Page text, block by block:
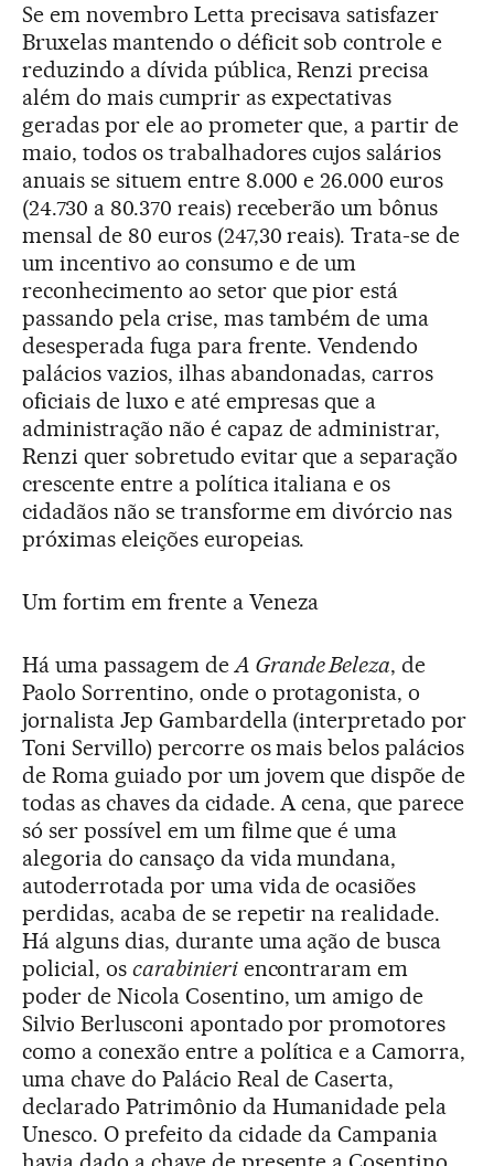
Se em novembro Letta precisava satisfazer
Bruxelas mantendo o déficit sob controle e
reduzindo a dívida pública, Renzi precisa
além do mais cumprir as expectativas
geradas por ele ao prometer que, a partir de
maio, todos os trabalhadores cujos salários
anuais se situem entre 8.000 e 26.000 euros
(24.730 a 80.370 reais) receberão um bônus
mensal de 80 euros (247,30 reais). Trata-se de
um incentivo ao consumo e de um
reconhecimento ao setor que pior está
passando pela crise, mas também de uma
desesperada fuga para frente. Vendendo
palácios vazios, ilhas abandonadas, carros
oficiais de luxo e até empresas que a
administração não é capaz de administrar,
Renzi quer sobretudo evitar que a separação
crescente entre a política italiana e os
cidadãos não se transforme em divórcio nas
próximas eleições europeias.
Um fortim em frente a Veneza
Há uma passagem deA Grande Beleza, de
Paolo Sorrentino, onde o protagonista, o
jornalista Jep Gambardella (interpretado por
Toni Servillo) percorre os mais belos palácios
de Roma guiado por um jovem que dispõe de
todas as chaves da cidade. A cena, que parece
só ser possível em um filme que é uma
alegoria do cansaço da vida mundana,
autoderrotada por uma vida de ocasiões
perdidas, acaba de se repetir na realidade.
Há alguns dias, durante uma ação de busca
policial, os carabinieriencontraram em
poder de Nicola Cosentino, um amigo de
Silvio Berlusconi apontado por promotores
como a conexão entre a política e a Camorra,
uma chave do Palácio Real de Caserta,
declarado Patrimônio da Humanidade pela
Unesco. O prefeito da cidade da Campania